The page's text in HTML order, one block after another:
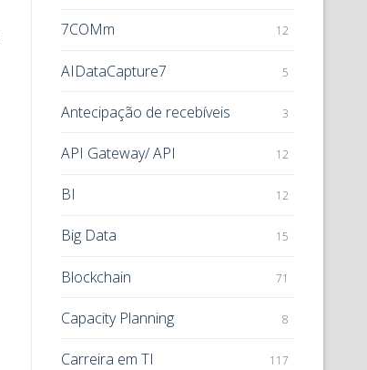
7COMm 12
AIDataCapture7 5
Antecipação de recebíveis 3
API Gateway/ API 12
BI 12
Big Data 15
Blockchain 71
Capacity Planning 8
Carreira em TI 117